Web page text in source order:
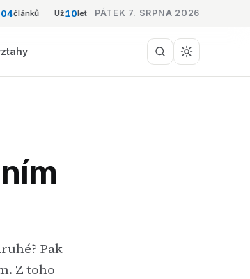
článků Už10let PÁTEK 7. SRPNA 2026
Pak
Z toho